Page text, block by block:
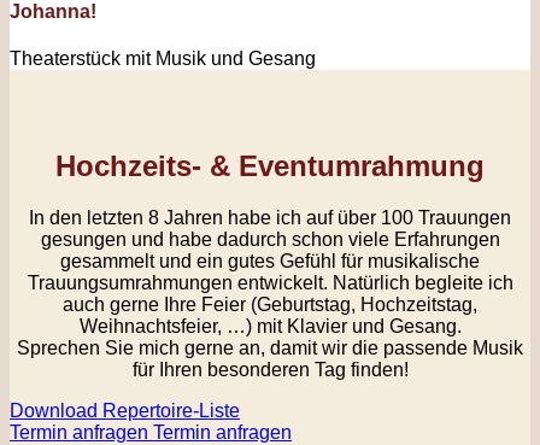
Johanna!
Theaterstück mit Musik und Gesang
Hochzeits- & Eventumrahmung
In den letzten 8 Jahren habe ich auf über 100 Trauungen
gesungen und habe dadurch schon viele Erfahrungen
gesammelt und ein gutes Gefühl für musikalische
Trauungsumrahmungen entwickelt. Natürlich begleite ich
auch gerne Ihre Feier (Geburtstag, Hochzeitstag,
Weihnachtsfeier, …) mit Klavier und Gesang.
Sprechen Sie mich gerne an, damit wir die passende Musik
für Ihren besonderen Tag finden!
Download Repertoire-Liste
Termin anfragen Termin anfragen